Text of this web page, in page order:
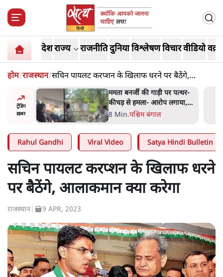
देशराज्य राजनीतिदुनियाविश्लेषणविचारवीडियो
होम/राजस्थान/सचिन पायलट करप्शन के खिलाफ धरने पर बैठेंगे,
आलाकमान क्या करेगा
ट्रेंडिंग
ख़बर
जेन-ज़ी के लिए नहीं, संघ की
राजनैतिक हेजेमनी बचाने आए हैं
मोहन भागवत!
14 Min.विमर्श
Rahul Gandhi Viral Video Satya Hindi Bulletin
सचिन पायलट करप्शन के खिलाफ धरने
पर बैठेंगे, आलाकमान क्या करेगा
राजस्थान 9 APR, 2023